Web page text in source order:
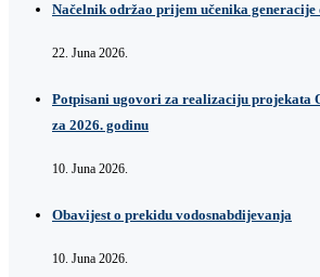
Načelnik održao prijem učenika
22. Juna 2026.
Potpisani ugovori za realizaciju projekata
za 2026. godinu
10. Juna 2026.
Obavijest o prekidu vodosnabdijevanja
10. Juna 2026.